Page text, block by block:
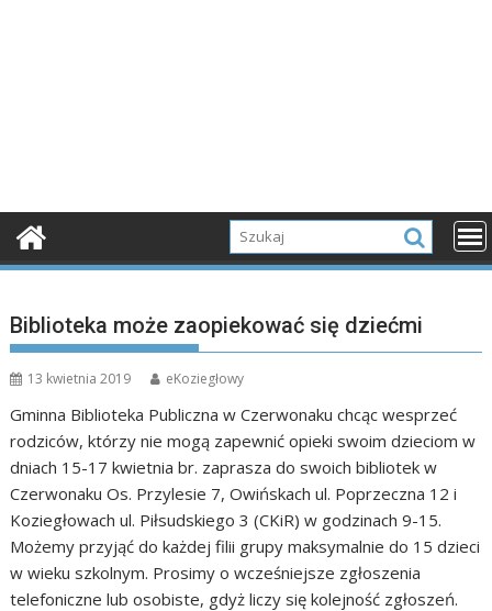
Biblioteka może zaopiekować się dziećmi
13 kwietnia 2019 eKoziegłowy
Gminna Biblioteka Publiczna w Czerwonaku chcąc wesprzeć
rodziców, którzy nie mogą zapewnić opieki swoim dzieciom w
dniach 15-17 kwietnia br. zaprasza do swoich bibliotek w
Czerwonaku Os. Przylesie 7, Owińskach ul. Poprzeczna 12 i
Koziegłowach ul. Piłsudskiego 3 (CKiR) w godzinach 9-15.
Możemy przyjąć do każdej filii grupy maksymalnie do 15 dzieci
w wieku szkolnym. Prosimy o wcześniejsze zgłoszenia
telefoniczne lub osobiste, gdyż liczy się kolejność zgłoszeń.